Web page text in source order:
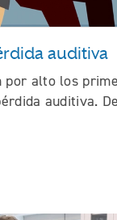
auditiva
por alto los
auditiva.